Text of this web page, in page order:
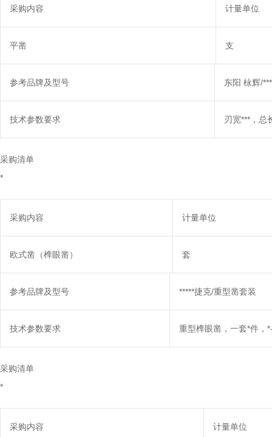
采购内容 计量单位
平凿 支
参考品牌及型号 东阳 栐辉/***
技术参数要求 刃宽***，总
采购清单
*
采购内容 计量单位
欧式凿（榫眼凿） 套
参考品牌及型号 *****捷克/重型凿套装
技术参数要求 重型榫眼凿，一套*件，
采购清单
*
采购内容 计量单位